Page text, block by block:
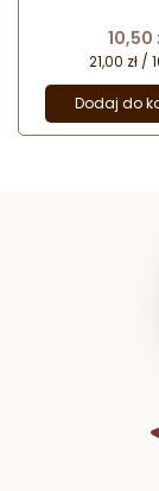
od Sweet
Cena
10,50
21,00 zł /
Dodaj do